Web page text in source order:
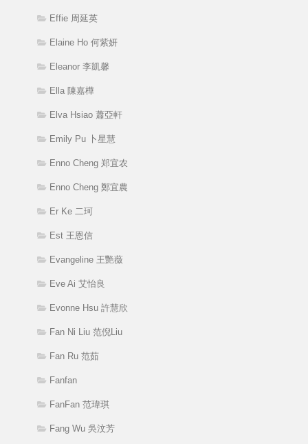
Effie 周延英
Elaine Ho 何紫妍
Eleanor 李凱馨
Ella 陳嘉樺
Elva Hsiao 蕭亞軒
Emily Pu 卜星慧
Enno Cheng 郑宜农
Enno Cheng 鄭宜農
Er Ke 二珂
Est 王恩信
Evangeline 王艷薇
Eve Ai 艾怡良
Evonne Hsu 許慧欣
Fan Ni Liu 范倪Liu
Fan Ru 范茹
Fanfan
FanFan 范瑋琪
Fang Wu 吳汶芳